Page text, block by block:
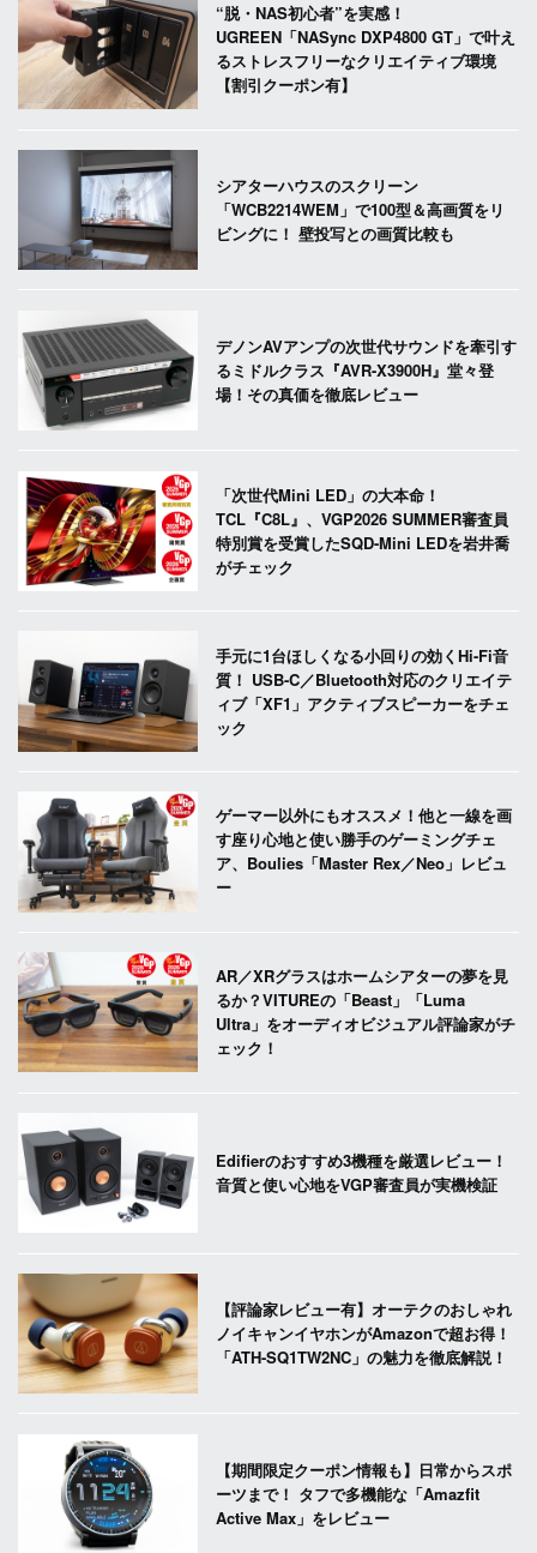
“脱・NAS初心者”を実感！
UGREEN「NASync DXP4800 GT」で叶え
るストレスフリーなクリエイティブ環境
【割引クーポン有】
シアターハウスのスクリーン
「WCB2214WEM」で100型＆高画質をリ
ビングに！ 壁投写との画質比較も
デノンAVアンプの次世代サウンドを牽引す
るミドルクラス『AVR-X3900H』堂々登
場！その真価を徹底レビュー
「次世代Mini LED」の大本命！
TCL『C8L』、VGP2026 SUMMER審査員
特別賞を受賞したSQD-Mini LEDを岩井喬
がチェック
手元に1台ほしくなる小回りの効くHi-Fi音
質！ USB-C／Bluetooth対応のクリエイテ
ィブ「XF1」アクティブスピーカーをチェ
ック
ゲーマー以外にもオススメ！他と一線を画
す座り心地と使い勝手のゲーミングチェ
ア、Boulies「Master Rex／Neo」レビュ
ー
AR／XRグラスはホームシアターの夢を見
るか？VITUREの「Beast」「Luma
Ultra」をオーディオビジュアル評論家がチ
ェック！
Edifierのおすすめ3機種を厳選レビュー！
音質と使い心地をVGP審査員が実機検証
【評論家レビュー有】オーテクのおしゃれ
ノイキャンイヤホンがAmazonで超お得！
「ATH-SQ1TW2NC」の魅力を徹底解説！
【期間限定クーポン情報も】日常からスポ
ーツまで！ タフで多機能な「Amazfit
Active Max」をレビュー